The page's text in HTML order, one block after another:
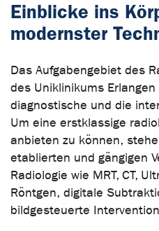
Einblicke ins
modernster
Das Aufgabengebiet des
des Uniklinikums
diagnostische und die
Um eine erstklassige
anbieten zu können,
etablierten und gängigen
Radiologie wie MRT, CT,
Röntgen, digitale
bildgesteuerte